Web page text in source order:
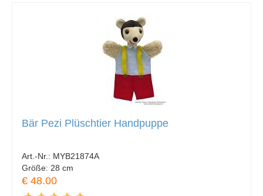
Bär Pezi Plüschtier Handpuppe
Art.-Nr.: MYB21874A
Größe: 28 cm
€ 48.00